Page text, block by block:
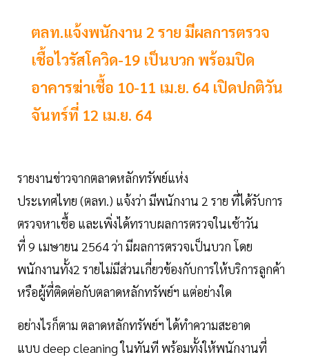
ตลท.แจ้งพนักงาน 2 ราย มีผลการตรวจ
เชื้อไวรัสโควิด-19 เป็นบวก พร้อมปิด
อาคารฆ่าเชื้อ 10-11 เม.ย. 64 เปิดปกติวัน
จันทร์ที่ 12 เม.ย. 64
รายงานข่าวจากตลาดหลักทรัพย์แห่ง
ประเทศไทย (ตลท.) แจ้งว่า มีพนักงาน 2 ราย ที่ได้รับการ
ตรวจหาเชื้อ และเพิ่งได้ทราบผลการตรวจในเช้าวัน
ที่ 9 เมษายน 2564 ว่า มีผลการตรวจเป็นบวก โดย
พนักงานทั้ง2 รายไม่มีส่วนเกี่ยวข้องกับการให้บริการลูกค้า
หรือผู้ที่ติดต่อกับตลาดหลักทรัพย์ฯ แต่อย่างใด
อย่างไรก็ตาม ตลาดหลักทรัพย์ฯ ได้ทำความสะอาด
แบบ deep cleaning ในทันที พร้อมทั้งให้พนักงานที่